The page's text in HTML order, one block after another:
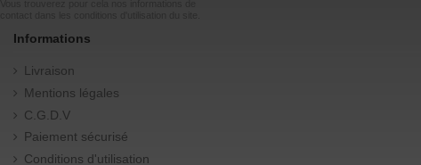
Informations
Livraison
Mentions légales
C.G.D.V
Paiement sécurisé
Conditions d'utilisation